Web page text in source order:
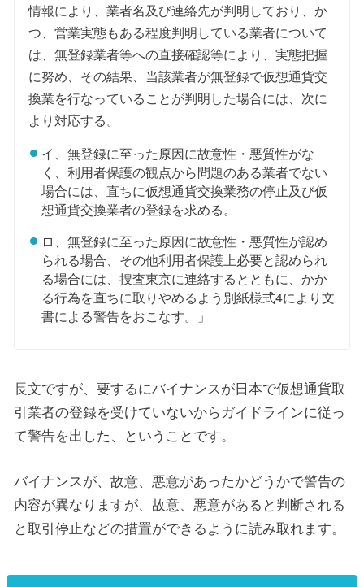
情報により、業者名及び連絡先が判明しており、か
つ、営業実態もある程度判明している業者について
は、無登録業者等への直接確認等により、実態把握
に努め、その結果、当該業者が無登録で仮想通貨交
換業を行なっていることが判明した場合には、次に
より対応する。
イ、無登録に至った原因に故意性・悪質性がな
く、利用者保護の観点から問題のある業者でない
場合には、直ちに仮想通貨交換業務の停止及び仮
想通貨交換業者の登録を求める。
ロ、無登録に至った原因に故意性・悪質性が認め
られる場合、その他利用者保護上必要と認められ
る場合には、捜査東京に連絡するとともに、かか
る行為を直ちに取りやめるよう別紙様式4により文
書による警告をおこなす。」
長文ですが、要するにバイナンスが日本で仮想通貨取
引業者の登録を受けていないからガイドラインに従っ
て警告を出した、ということです。
バイナンスが、故意、悪意があったかどうかで警告の
内容が異なりますが、故意、悪意があると判断される
と取引停止などの措置ができるように読み取れます。